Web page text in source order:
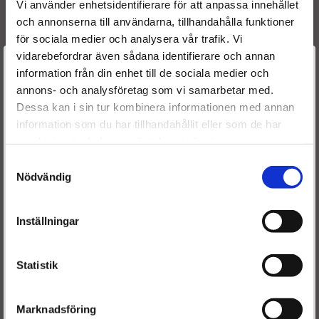
Vi använder enhetsidentifierare för att anpassa innehållet
och annonserna till användarna, tillhandahålla funktioner
för sociala medier och analysera vår trafik. Vi
vidarebefordrar även sådana identifierare och annan
information från din enhet till de sociala medier och
annons- och analysföretag som vi samarbetar med.
Dessa kan i sin tur kombinera informationen med annan
information som du har tillhandahållit eller som de har
Nödvändig
Inställningar
Statistik
Marknadsföring
95530427
200100412R
2002000Q2D
2002000Q2E
Passar i:
Renault Master 2.3 dCi 06/2014-
Fri frakt - leveranstiden är ca 4-6 arbetsdagar.
Välkommen till
Dieselspecialisten.se
För att förbättra din upplevelse på vår hemsida ber vi dig
välja vilken kategori du tillhör